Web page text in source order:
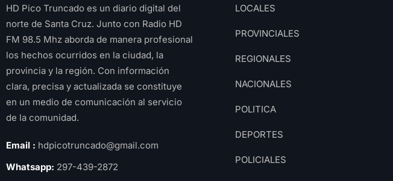
HD Pico Truncado es un diario digital del
norte de Santa Cruz. Junto con Radio HD
FM 98.5 Mhz aborda de manera profesional
los hechos ocurridos en la ciudad, la
provincia y la región. Con información
clara, precisa y actualizada se constituye
en un medio de comunicación al servicio
de la comunidad.
Email : hdpicotruncado@gmail.com
Whatsapp: 297-439-2872
LOCALES
PROVINCIALES
REGIONALES
NACIONALES
POLITICA
DEPORTES
POLICIALES